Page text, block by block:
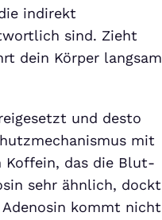
indirekt
sind. Zieht
dein Körper langsam
und desto
mit
Koffein, das die Blut-
sehr ähnlich, dockt
kommt nicht